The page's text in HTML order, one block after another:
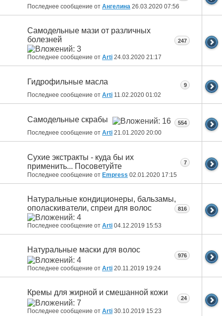
Последнее сообщение от Ангелина 26.03.2020 07:56
Самодельные мази от различных
болезней
Последнее сообщение от Arti 24.03.2020 21:17
247
Гидрофильные масла
Последнее сообщение от Arti 11.02.2020 01:02
9
Самодельные скрабы
Последнее сообщение от Arti 21.01.2020 20:00
554
Сухие экстракты - куда бы их
применить... Посоветуйте
Последнее сообщение от Empress 02.01.2020 17:15
7
Натуральные кондиционеры, бальзамы,
ополаскиватели, спреи для волос
Последнее сообщение от Arti 04.12.2019 15:53
816
Натуральные маски для волос
Последнее сообщение от Arti 20.11.2019 19:24
976
Кремы для жирной и смешанной кожи
Последнее сообщение от Arti 30.10.2019 15:23
24